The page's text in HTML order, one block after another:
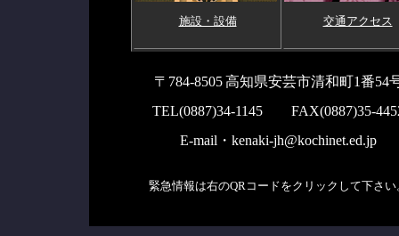
施設・設備 交通アクセス
〒784-8505 高知県安芸市清和町1番54
TEL(0887)34-1145 FAX(0887)35-
E-mail・kenaki-jh@kochinet.ed.jp
緊急情報は右のQRコードをクリックして下さい